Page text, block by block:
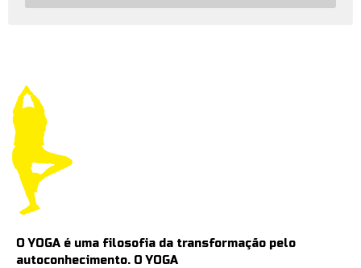
O YOGA é uma filosofia da transformação pelo
autoconhecimento. O YOGA